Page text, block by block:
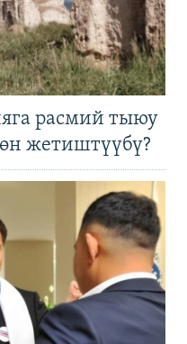
расмий тыюу
жетиштүүбү?